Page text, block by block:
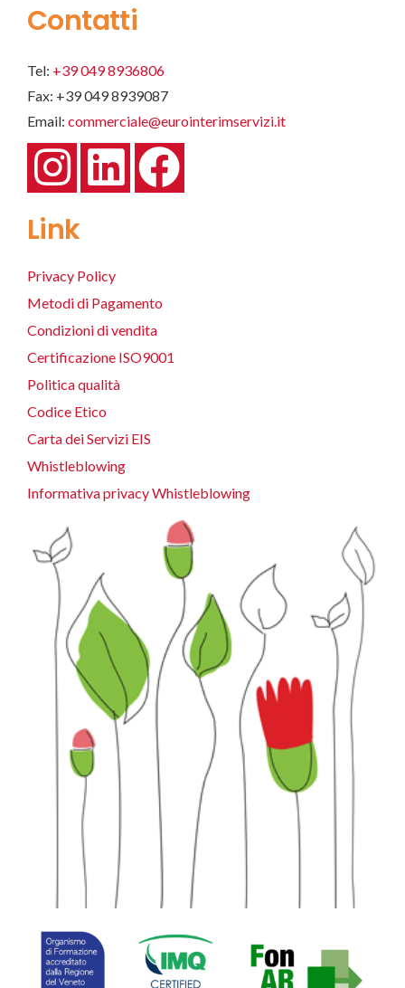
Contatti
Tel: +39 049 8936806
Fax: +39 049 8939087
Email: commerciale@eurointerimservizi.it
Link
Privacy Policy
Metodi di Pagamento
Condizioni di vendita
Certificazione ISO9001
Politica qualità
Codice Etico
Carta dei Servizi EIS
Whistleblowing
Informativa privacy Whistleblowing